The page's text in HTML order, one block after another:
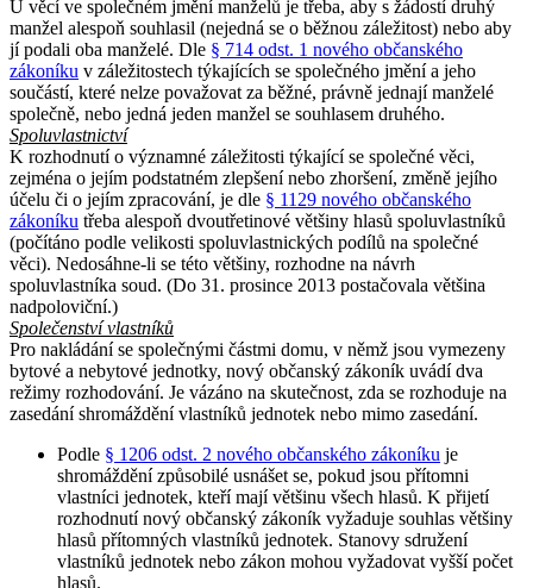
U věcí ve společném jmění manželů je třeba, aby s žádostí druhý
manžel alespoň souhlasil (nejedná se o běžnou záležitost) nebo aby
jí podali oba manželé. Dle § 714 odst. 1 nového občanského
zákoníku v záležitostech týkajících se společného jmění a jeho
součástí, které nelze považovat za běžné, právně jednají manželé
společně, nebo jedná jeden manžel se souhlasem druhého.
Spoluvlastnictví
K rozhodnutí o významné záležitosti týkající se společné věci,
zejména o jejím podstatném zlepšení nebo zhoršení, změně jejího
účelu či o jejím zpracování, je dle § 1129 nového občanského
zákoníku třeba alespoň dvoutřetinové většiny hlasů spoluvlastníků
(počítáno podle velikosti spoluvlastnických podílů na společné
věci). Nedosáhne-li se této většiny, rozhodne na návrh
spoluvlastníka soud. (Do 31. prosince 2013 postačovala většina
nadpoloviční.)
Společenství vlastníků
Pro nakládání se společnými částmi domu, v němž jsou vymezeny
bytové a nebytové jednotky, nový občanský zákoník uvádí dva
režimy rozhodování. Je vázáno na skutečnost, zda se rozhoduje na
zasedání shromáždění vlastníků jednotek nebo mimo zasedání.
Podle § 1206 odst. 2 nového občanského zákoníku je
shromáždění způsobilé usnášet se, pokud jsou přítomni
vlastníci jednotek, kteří mají většinu všech hlasů. K přijetí
rozhodnutí nový občanský zákoník vyžaduje souhlas většiny
hlasů přítomných vlastníků jednotek. Stanovy sdružení
vlastníků jednotek nebo zákon mohou vyžadovat vyšší počet
hlasů.